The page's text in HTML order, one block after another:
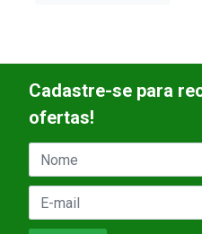
Cadastre-se para
ofertas!